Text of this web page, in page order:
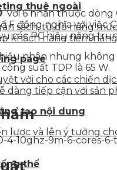
thuê ngoài
sách, từ đó nâng
khách hàng tiềm
page
vời cho các chiến
dàng tiếp cận với sản
tạo nội dung
lược và lên ý tưởng
thể
với 6 nhân thuộc dòng
F đồng nghĩa với
các PC hiệu năng
nhân nhưng không
suất TDP là 65 W.